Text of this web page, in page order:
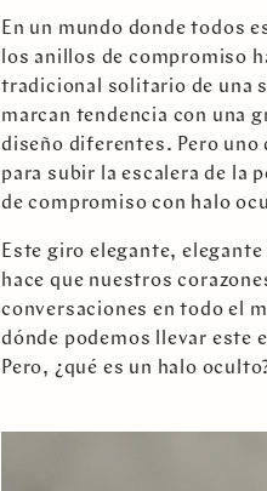
En un mundo donde todos
los anillos de compromiso
tradicional solitario de una
marcan tendencia con una
diseño diferentes. Pero
para subir la escalera de la
de compromiso con halo
Este giro elegante,
hace que nuestros
conversaciones en todo el
dónde podemos llevar este
Pero, ¿qué es un halo